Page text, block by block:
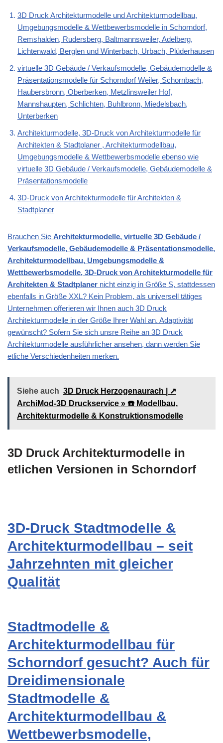
3D Druck Architekturmodelle und Architekturmodellbau,
Umgebungsmodelle & Wettbewerbsmodelle in Schorndorf,
Remshalden, Rudersberg, Baltmannsweiler, Adelberg,
Lichtenwald, Berglen und Winterbach, Urbach, Plüderhausen
virtuelle 3D Gebäude / Verkaufsmodelle, Gebäudemodelle &
Präsentationsmodelle für Schorndorf Weiler, Schornbach,
Haubersbronn, Oberberken, Metzlinsweiler Hof,
Mannshaupten, Schlichten, Buhlbronn, Miedelsbach,
Unterberken
Architekturmodelle, 3D-Druck von Architekturmodelle für
Architekten & Stadtplaner , Architekturmodellbau,
Umgebungsmodelle & Wettbewerbsmodelle ebenso wie
virtuelle 3D Gebäude / Verkaufsmodelle, Gebäudemodelle &
Präsentationsmodelle
3D-Druck von Architekturmodelle für Architekten &
Stadtplaner
Brauchen Sie Architekturmodelle, virtuelle 3D Gebäude /
Verkaufsmodelle, Gebäudemodelle & Präsentationsmodelle,
Architekturmodellbau, Umgebungsmodelle &
Wettbewerbsmodelle, 3D-Druck von Architekturmodelle für
Architekten & Stadtplaner nicht einzig in Größe S, stattdessen
ebenfalls in Größe XXL? Kein Problem, als universell tätiges
Unternehmen offerieren wir Ihnen auch 3D Druck
Architekturmodelle in der Größe Ihrer Wahl an. Adaptivität
gewünscht? Sofern Sie sich unsre Reihe an 3D Druck
Architekturmodelle ausführlicher ansehen, dann werden Sie
etliche Verschiedenheiten merken.
Siehe auch 3D Druck Herzogenaurach | ↗️
ArchiMod-3D Druckservice » ☎️ Modellbau,
Architekturmodelle & Konstruktionsmodelle
3D Druck Architekturmodelle in
etlichen Versionen in Schorndorf
3D-Druck Stadtmodelle &
Architekturmodellbau – seit
Jahrzehnten mit gleicher
Qualität
Stadtmodelle &
Architekturmodellbau für
Schorndorf gesucht? Auch für
Dreidimensionale
Stadtmodelle &
Architekturmodellbau &
Wettbewerbsmodelle,